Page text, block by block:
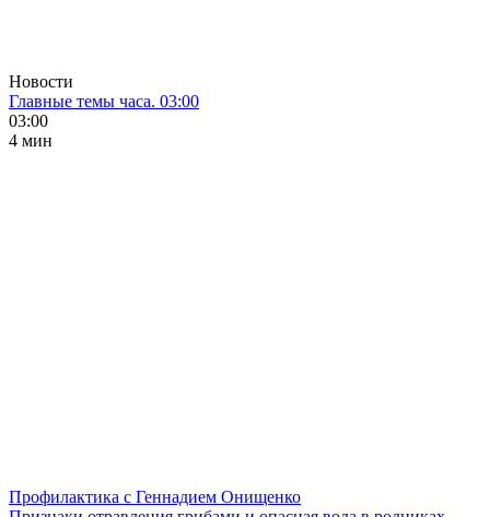
Новости
Главные темы часа. 03:00
03:00
4 мин
Профилактика с Геннадием Онищенко